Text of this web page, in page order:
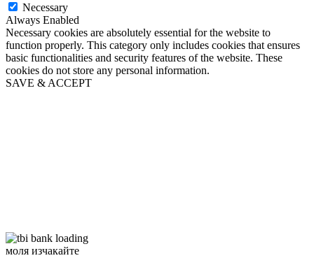
Necessary
Always Enabled
Necessary cookies are absolutely essential for the website to
function properly. This category only includes cookies that ensures
basic functionalities and security features of the website. These
cookies do not store any personal information.
SAVE & ACCEPT
моля изчакайте